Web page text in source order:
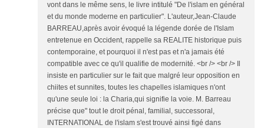
vont dans le même sens, le livre intitulé "De l'islam en général
et du monde moderne en particulier". L'auteur,Jean-Claude
BARREAU,après avoir évoqué la légende dorée de l'Islam
entretenue en Occident, rappelle sa REALITE historique puis
contemporaine, et pourquoi il n'est pas et n'a jamais été
compatible avec ce qu'il qualifie de modernité. <br /> <br /> Il
insiste en particulier sur le fait que malgré leur opposition en
chiites et sunnites, toutes les chapelles islamiques n'ont
qu'une seule loi : la Charia,qui signifie la voie. M. Barreau
précise que" tout le droit pénal, familial, successoral,
INTERNATIONAL de l'islam s'est trouvé ainsi figé dans